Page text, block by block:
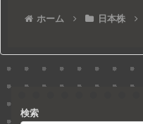
ホーム 日本株
検索